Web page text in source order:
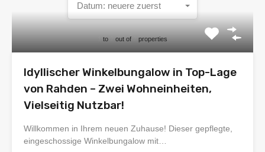
to out of properties
Datum: neuere zuerst
Idyllischer Winkelbungalow in Top-Lage
von Rahden – Zwei Wohneinheiten,
Vielseitig Nutzbar!
Willkommen in Ihrem neuen Zuhause! Dieser gepflegte,
eingeschossige Winkelbungalow mit…